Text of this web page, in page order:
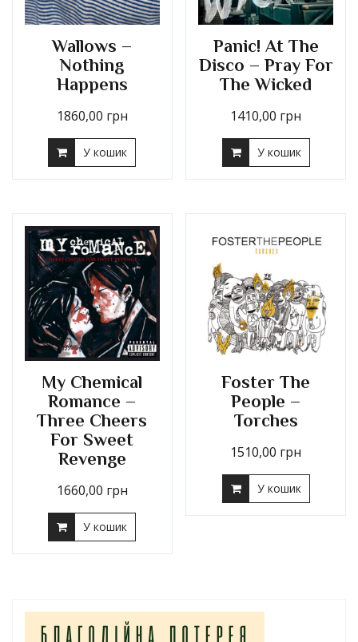
Wallows –
Nothing
Happens
1860,00 грн
У кошик
Panic! At The
Disco – Pray For
The Wicked
1410,00 грн
У кошик
My Chemical
Romance –
Three Cheers
For Sweet
Revenge
1660,00 грн
У кошик
Foster The
People –
Torches
1510,00 грн
У кошик